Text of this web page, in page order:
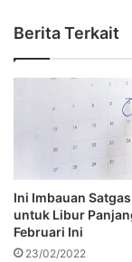
Berita Terkait
Ini Imbauan
untuk Libur
Februari Ini
23/02/2022